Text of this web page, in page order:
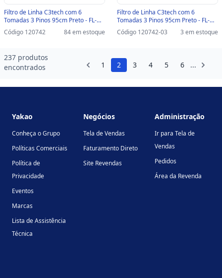
Filtro de Linha C3tech com 6
Tomadas 3 Pinos 95cm Preto - FL-
61BK - FL-61BK
Código 120742 84 em estoque
Filtro de Linha C3tech com 6
Tomadas 3 Pinos 95cm Preto - FL-
61BK-SINOP-03 - FL-61BK
Código 120742-03 3 em estoque
237 produtos
encontrados
1 2 3 4 5 6 ...
Yakao
Conheça o Grupo
Políticas Comerciais
Política de
Privacidade
Eventos
Marcas
Lista de Assistência
Técnica
Negócios
Tela de Vendas
Faturamento Direto
Site Revendas
Administração
Ir para Tela de
Vendas
Pedidos
Área da Revenda